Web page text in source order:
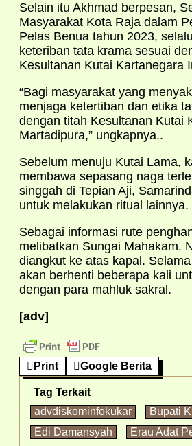
Selain itu Akhmad berpesan,
Masyarakat Kota Raja dalam
Pelas Benua tahun 2023,
keteriban tata krama sesuai
Kesultanan Kutai Kartanegara
“Bagi masyarakat yang
menjaga ketertiban dan etika
dengan titah Kesultanan Kutai
Martadipura,” ungkapnya..
Sebelum menuju Kutai Lama,
membawa sepasang naga
singgah di Tepian Aji,
untuk melakukan ritual lainnya.
Sebagai informasi rute
melibatkan Sungai Mahakam.
diangkut ke atas kapal.
akan berhenti beberapa kali
dengan para mahluk sakral.
[adv]
Print Google Berita
Tag Terkait
advdiskominfokukar
Bupati
Edi Damansyah
Erau Adat